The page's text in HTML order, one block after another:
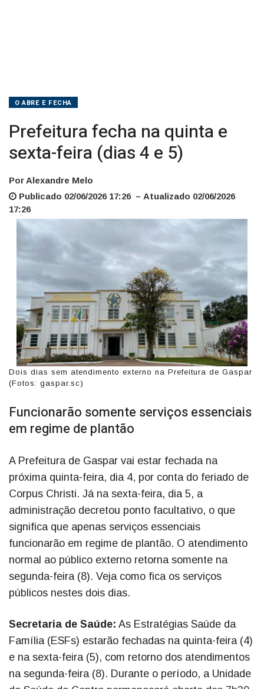
O ABRE E FECHA
Prefeitura fecha na quinta e
sexta-feira (dias 4 e 5)
Por Alexandre Melo
Publicado 02/06/2026 17:26 – Atualizado 02/06/2026
17:26
Dois dias sem atendimento externo na Prefeitura de Gaspar
(Fotos: gaspar.sc)
Funcionarão somente serviços essenciais
em regime de plantão
A Prefeitura de Gaspar vai estar fechada na
próxima quinta-feira, dia 4, por conta do feriado de
Corpus Christi. Já na sexta-feira, dia 5, a
administração decretou ponto facultativo, o que
significa que apenas serviços essenciais
funcionarão em regime de plantão. O atendimento
normal ao público externo retorna somente na
segunda-feira (8). Veja como fica os serviços
públicos nestes dois dias.
Secretaria de Saúde: As Estratégias Saúde da
Família (ESFs) estarão fechadas na quinta-feira (4)
e na sexta-feira (5), com retorno dos atendimentos
na segunda-feira (8). Durante o período, a Unidade